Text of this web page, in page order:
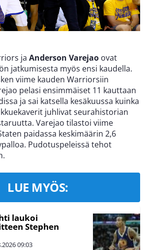
ja Anderson Varejao ovat
jatkumisesta myös ensi kaudella.
viime kauden Warriorsiin
pelasi ensimmäiset 11 kauttaan
ja sai katsella kesäkuussa kuinka
juhlivat seurahistorian
Varejao tilastoi viime
paidassa keskimäärin 2,6
Pudotuspeleissä tehot
LUE MYÖS:
laukoi
Stephen
09:03